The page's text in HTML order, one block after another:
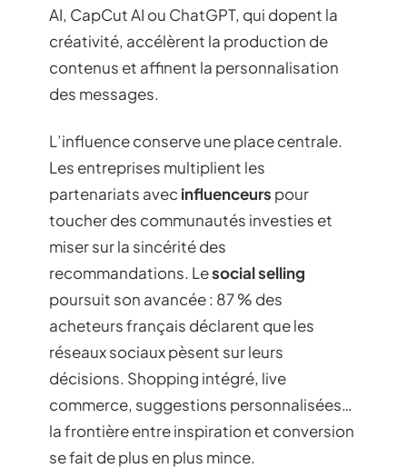
AI, CapCut AI ou ChatGPT, qui dopent la
créativité, accélèrent la production de
contenus et affinent la personnalisation
des messages.
L’influence conserve une place centrale.
Les entreprises multiplient les
partenariats avec influenceurs pour
toucher des communautés investies et
miser sur la sincérité des
recommandations. Lesocial selling
poursuit son avancée : 87 % des
acheteurs français déclarent que les
réseaux sociaux pèsent sur leurs
décisions. Shopping intégré, live
commerce, suggestions personnalisées…
la frontière entre inspiration et conversion
se fait de plus en plus mince.